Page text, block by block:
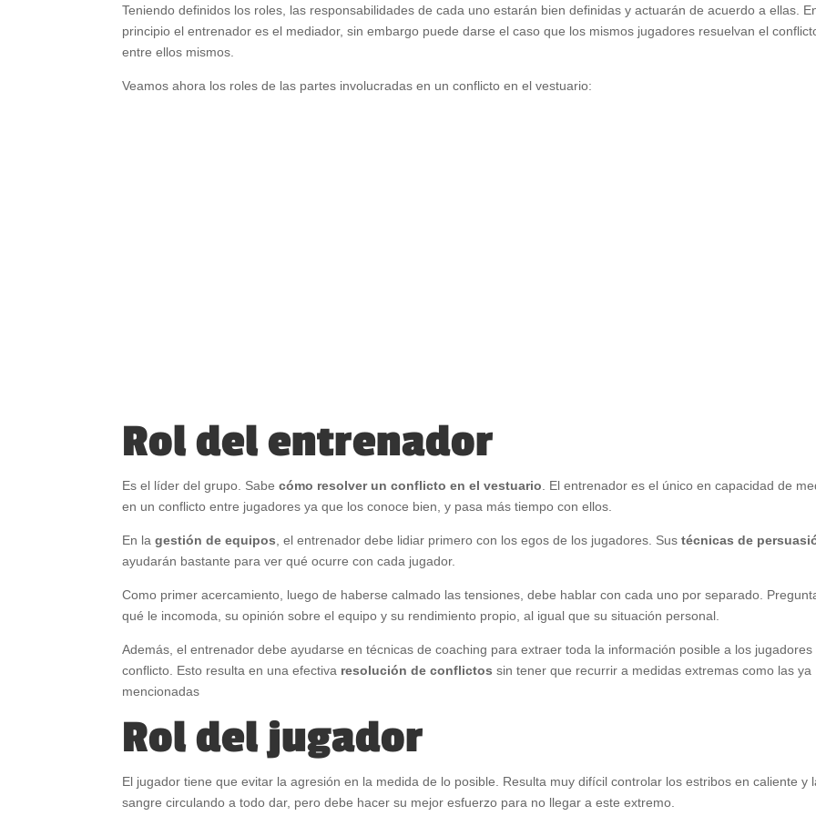
Teniendo definidos los roles, las responsabilidades de cada uno estarán bien definidas y actuarán de acuerdo a ellas.
principio el entrenador es el mediador, sin embargo puede darse el caso que los mismos jugadores resuelvan el
entre ellos mismos.
Veamos ahora los roles de las partes involucradas en un conflicto en el vestuario:
Rol del entrenador
Es el líder del grupo. Sabecómo resolver un conflicto en el vestuario . El entrenador es el único en capacidad de
en un conflicto entre jugadores ya que los conoce bien, y pasa más tiempo con ellos.
En lagestión de equipos , el entrenador debe lidiar primero con los egos de los jugadores. Sustécnicas de
ayudarán bastante para ver qué ocurre con cada jugador.
Como primer acercamiento, luego de haberse calmado las tensiones, debe hablar con cada uno por separado.
qué le incomoda, su opinión sobre el equipo y su rendimiento propio, al igual que su situación personal.
Además, el entrenador debe ayudarse en técnicas de coaching para extraer toda la información posible a los jugadores
conflicto. Esto resulta en una efectiva resolución de conflictos sin tener que recurrir a medidas extremas como las ya
mencionadas
Rol del jugador
El jugador tiene que evitar la agresión en la medida de lo posible. Resulta muy difícil controlar los estribos en caliente y
sangre circulando a todo dar, pero debe hacer su mejor esfuerzo para no llegar a este extremo.